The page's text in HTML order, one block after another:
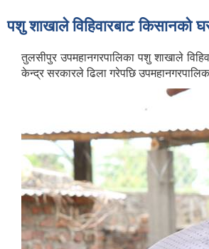
पशु शाखाले विहिवारबाट किसानको
तुलसीपुर उपमहानगरपालिका पशु शाखाले
केन्द्र सरकारले ढिला गरेपछि